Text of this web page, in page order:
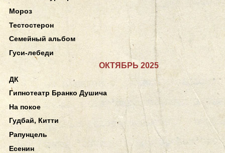
Мороз
Тестостерон
Семейный альбом
Гуси-лебеди
ОКТЯБРЬ 2025
ДК
Гипнотеатр Бранко Душича
На покое
Гудбай, Китти
Рапунцель
Есенин